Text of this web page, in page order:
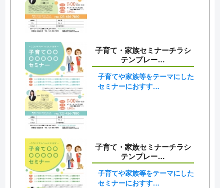
子育て・家族セミナーチラシ
テンプレー…
子育てや家族等をテーマにした
セミナーにおすす…
子育て・家族セミナーチラシ
テンプレー…
子育てや家族等をテーマにした
セミナーにおすす…